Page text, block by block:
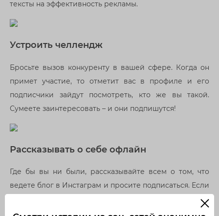
тексты на эффективность рекламы.
Устроить челлендж
Бросьте вызов конкуренту в вашей сфере. Когда он
примет участие, то отметит вас в профиле и его
подписчики зайдут посмотреть, кто же вы такой.
Сумеете заинтересовать – и они подпишутся!
Рассказывать о себе офлайн
Где бы вы ни были, рассказывайте всем о том, что
ведете блог в Инстаграм и просите подписаться. Если
у вас есть свой магазин или вы оказываете услуги
офлайн – повесьте на входе QR-код с ссылкой на